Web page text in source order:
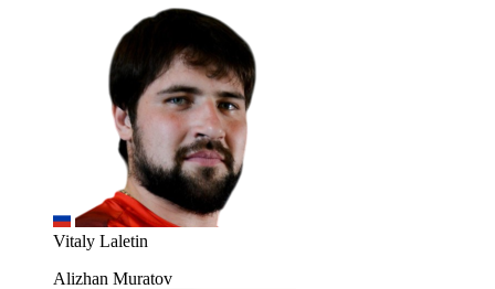
Vitaly Laletin
Alizhan Muratov